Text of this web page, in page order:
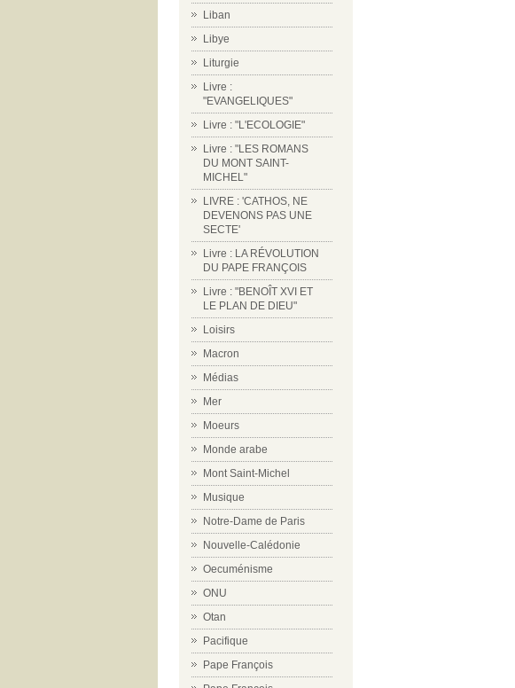
Liban
Libye
Liturgie
Livre :
"EVANGELIQUES"
Livre : "L'ECOLOGIE"
Livre : "LES ROMANS
DU MONT SAINT-
MICHEL"
LIVRE : 'CATHOS, NE
DEVENONS PAS UNE
SECTE'
Livre : LA RÉVOLUTION
DU PAPE FRANÇOIS
Livre : "BENOÎT XVI ET
LE PLAN DE DIEU"
Loisirs
Macron
Médias
Mer
Moeurs
Monde arabe
Mont Saint-Michel
Musique
Notre-Dame de Paris
Nouvelle-Calédonie
Oecuménisme
ONU
Otan
Pacifique
Pape François